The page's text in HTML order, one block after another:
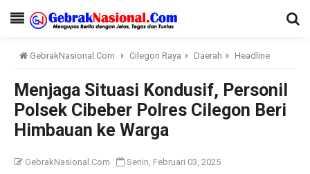
GebrakNasional.Com Cilegon Raya Daerah Headline
Menjaga Situasi Kondusif, Personil
Polsek Cibeber Polres Cilegon Beri
Himbauan ke Warga
GebrakNasional.Com Senin, Februari 03, 2025